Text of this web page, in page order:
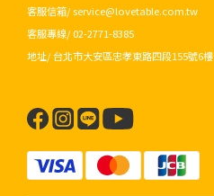
客服信箱/ service@lovetable.com.tw
客服專線/ 02-2771-8385
地址/ 台北市大安區忠孝東路四段155號6樓